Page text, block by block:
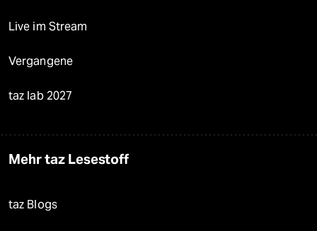
Live im Stream
Vergangene
taz lab 2027
Mehr taz Lesestoff
taz Blogs